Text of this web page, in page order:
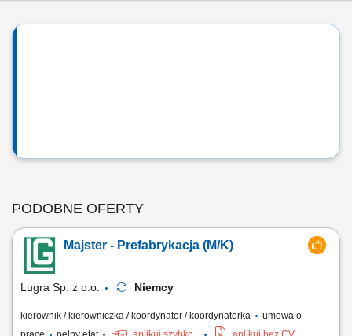
PODOBNE OFERTY
Majster - Prefabrykacja (M/K)
Lugra Sp. z o.o. Niemcy
kierownik / kierowniczka / koordynator / koordynatorka
umowa o